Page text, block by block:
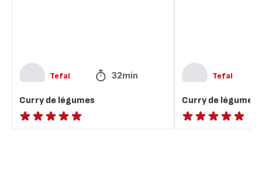
Tefal 32min
Curry de légumes
ratings.NaN
Tefal
Curry de légumes
ratings.NaN